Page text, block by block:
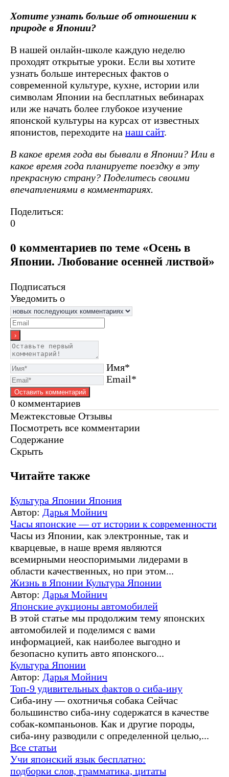
Хотите узнать больше об отношении к
природе в Японии?
В нашей онлайн-школе каждую неделю
проходят открытые уроки. Если вы хотите
узнать больше интересных фактов о
современной культуре, кухне, истории или
символам Японии на бесплатных вебинарах
или же начать более глубокое изучение
японской культуры на курсах от известных
японистов, переходите на наш сайт.
В какое время года вы бывали в Японии? Или в
какое время года планируете поездку в эту
прекрасную страну? Поделитесь своими
впечатлениями в комментариях.
Поделиться:
0
0 комментариев по теме «Осень в
Японии. Любование осенней листвой»
Подписаться
Уведомить о
Имя*
Email*
0 комментариев
Межтекстовые Отзывы
Посмотреть все комментарии
Содержание
Скрыть
Читайте также
Культура Японии Япония
Автор: Дарья Мойнич
Часы японские — от истории к современности
Часы из Японии, как электронные, так и
кварцевые, в наше время являются
всемирными неоспоримыми лидерами в
области качественных, но при этом...
Жизнь в Японии Культура Японии
Автор: Дарья Мойнич
Японские аукционы автомобилей
В этой статье мы продолжим тему японских
автомобилей и поделимся с вами
информацией, как наиболее выгодно и
безопасно купить авто японского...
Культура Японии
Автор: Дарья Мойнич
Топ-9 удивительных фактов о сиба-ину
Сиба-ину — охотничья собака Сейчас
большинство сиба-ину содержатся в качестве
собак-компаньонов. Как и другие породы,
сиба-ину разводили с определенной целью,...
Все статьи
Учи японский язык бесплатно:
подборки слов, грамматика, цитаты